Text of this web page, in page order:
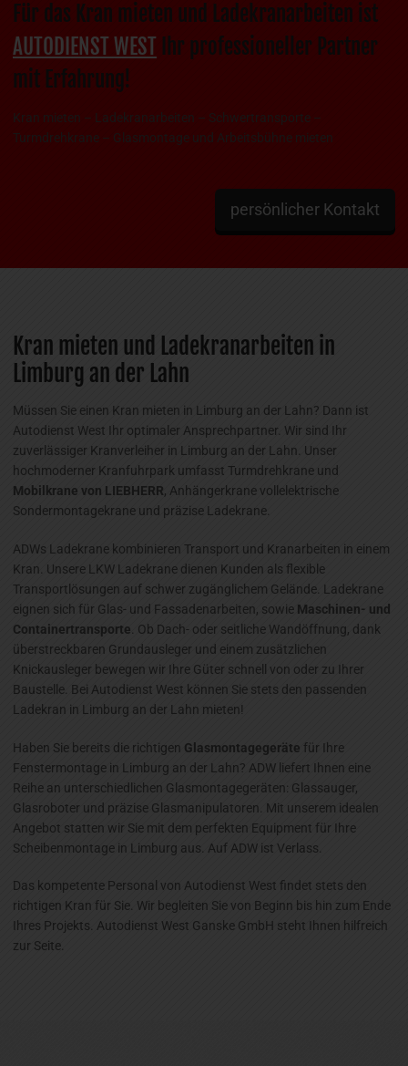
Für das Kran mieten und Ladekranarbeiten ist
AUTODIENST WEST Ihr professioneller Partner
mit Erfahrung!
Kran mieten – Ladekranarbeiten – Schwertransporte –
Turmdrehkrane – Glasmontage und Arbeitsbühne mieten
persönlicher Kontakt
Kran mieten und Ladekranarbeiten in
Limburg an der Lahn
Müssen Sie einen Kran mieten in Limburg an der Lahn? Dann ist
Autodienst West Ihr optimaler Ansprechpartner. Wir sind Ihr
zuverlässiger Kranverleiher in Limburg an der Lahn. Unser
hochmoderner Kranfuhrpark umfasst Turmdrehkrane und
Mobilkrane von LIEBHERR, Anhängerkrane vollelektrische
Sondermontagekrane und präzise Ladekrane.
ADWs Ladekrane kombinieren Transport und Kranarbeiten in einem
Kran. Unsere LKW Ladekrane dienen Kunden als flexible
Transportlösungen auf schwer zugänglichem Gelände. Ladekrane
eignen sich für Glas- und Fassadenarbeiten, sowie Maschinen- und
Containertransporte . Ob Dach- oder seitliche Wandöffnung, dank
überstreckbaren Grundausleger und einem zusätzlichen
Knickausleger bewegen wir Ihre Güter schnell von oder zu Ihrer
Baustelle. Bei Autodienst West können Sie stets den passenden
Ladekran in Limburg an der Lahn mieten!
Haben Sie bereits die richtigen Glasmontagegeräte für Ihre
Fenstermontage in Limburg an der Lahn? ADW liefert Ihnen eine
Reihe an unterschiedlichen Glasmontagegeräten: Glassauger,
Glasroboter und präzise Glasmanipulatoren. Mit unserem idealen
Angebot statten wir Sie mit dem perfekten Equipment für Ihre
Scheibenmontage in Limburg aus. Auf ADW ist Verlass.
Das kompetente Personal von Autodienst West findet stets den
richtigen Kran für Sie. Wir begleiten Sie von Beginn bis hin zum Ende
Ihres Projekts. Autodienst West Ganske GmbH steht Ihnen hilfreich
zur Seite.